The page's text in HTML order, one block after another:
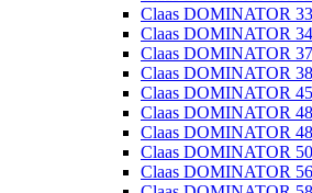
Claas DOMINATOR
Claas DOMINATOR
Claas DOMINATOR
Claas DOMINATOR 38
Claas DOMINATOR 45
Claas DOMINATOR 48
Claas DOMINATOR
Claas DOMINATOR 50
Claas DOMINATOR 56